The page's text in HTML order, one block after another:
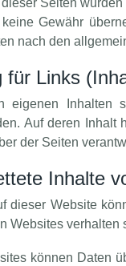
Seiten
Gewähr
nach den
für Links
eigenen Inhalten
Auf deren Inhalt
der Seiten
Inhalte
dieser Website
Websites verhalten
können Daten